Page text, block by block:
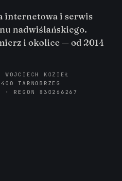
internetowa i serwis
nadwiślańskiego.
i okolice — od 2014
WOJCIECH KOZIEŁ
TARNOBRZEG
REGON 830266267